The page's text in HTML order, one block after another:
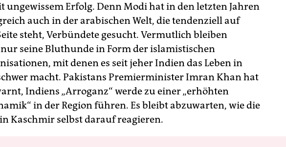
ungewissem Erfolg. Denn Modi hat in den letzten Jahren
auch in der arabischen Welt, die tendenziell auf
steht, Verbündete gesucht. Vermutlich bleiben
seine Bluthunde in Form der islamistischen
mit denen es seit jeher Indien das Leben in
macht. Pakistans Premierminister Imran Khan hat
Indiens „Arroganz“ werde zu einer „erhöhten
in der Region führen. Es bleibt abzuwarten, wie die
Kaschmir selbst darauf reagieren.